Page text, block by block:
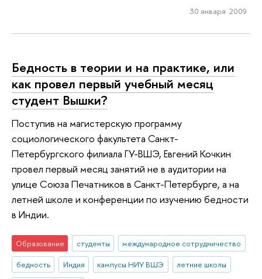
30 января 2009
Бедность в теории и на практике, или
как провел первый учебный месяц
студент Вышки?
Поступив на магистерскую программу
социологического факультета Санкт-
Петербургского филиала ГУ-ВШЭ, Евгений Кочкин
провел первый месяц занятий не в аудитории на
улице Союза Печатников в Санкт-Петербурге, а на
летней школе и конференции по изучению бедности
в Индии.
Образование студенты
международное сотрудничество
бедность
Индия кампусы НИУ ВШЭ
летние школы